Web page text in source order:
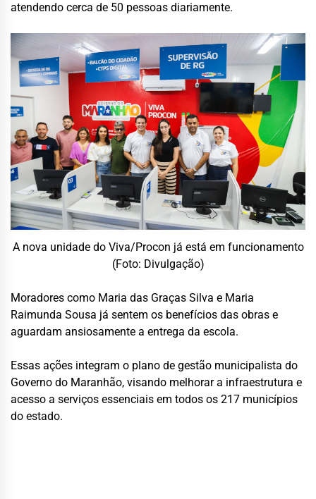
atendendo cerca de 50 pessoas diariamente.
A nova unidade do Viva/Procon já está em funcionamento
(Foto: Divulgação)
Moradores como Maria das Graças Silva e Maria
Raimunda Sousa já sentem os benefícios das obras e
aguardam ansiosamente a entrega da escola.
Essas ações integram o plano de gestão municipalista do
Governo do Maranhão, visando melhorar a infraestrutura e
acesso a serviços essenciais em todos os 217 municípios
do estado.